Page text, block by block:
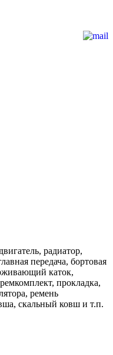
радиатор,
передача, бортовая
каток,
прокладка,
ремень
скальный ковш и т.п.